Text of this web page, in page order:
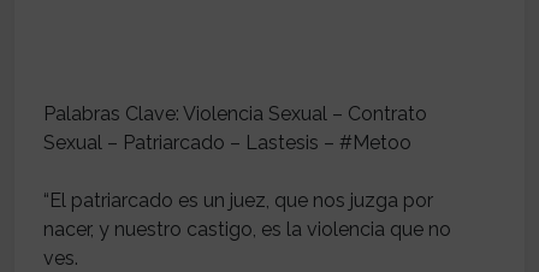
Palabras Clave: Violencia Sexual – Contrato
Sexual – Patriarcado – Lastesis – #Metoo
“El patriarcado es un juez, que nos juzga por
nacer, y nuestro castigo, es la violencia que no
ves.